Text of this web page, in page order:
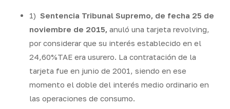
1) Sentencia Tribunal Supremo, de fecha 25 de
noviembre de 2015, anuló una tarjeta revolving,
por considerar que su interés establecido en el
24,60%TAE era usurero. La contratación de la
tarjeta fue en junio de 2001, siendo en ese
momento el doble del interés medio ordinario en
las operaciones de consumo.